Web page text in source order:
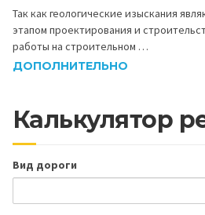
Так как геологические изыскания
этапом проектирования и
работы на строительном …
ДОПОЛНИТЕЛЬНО
Калькулятор
Вид дороги